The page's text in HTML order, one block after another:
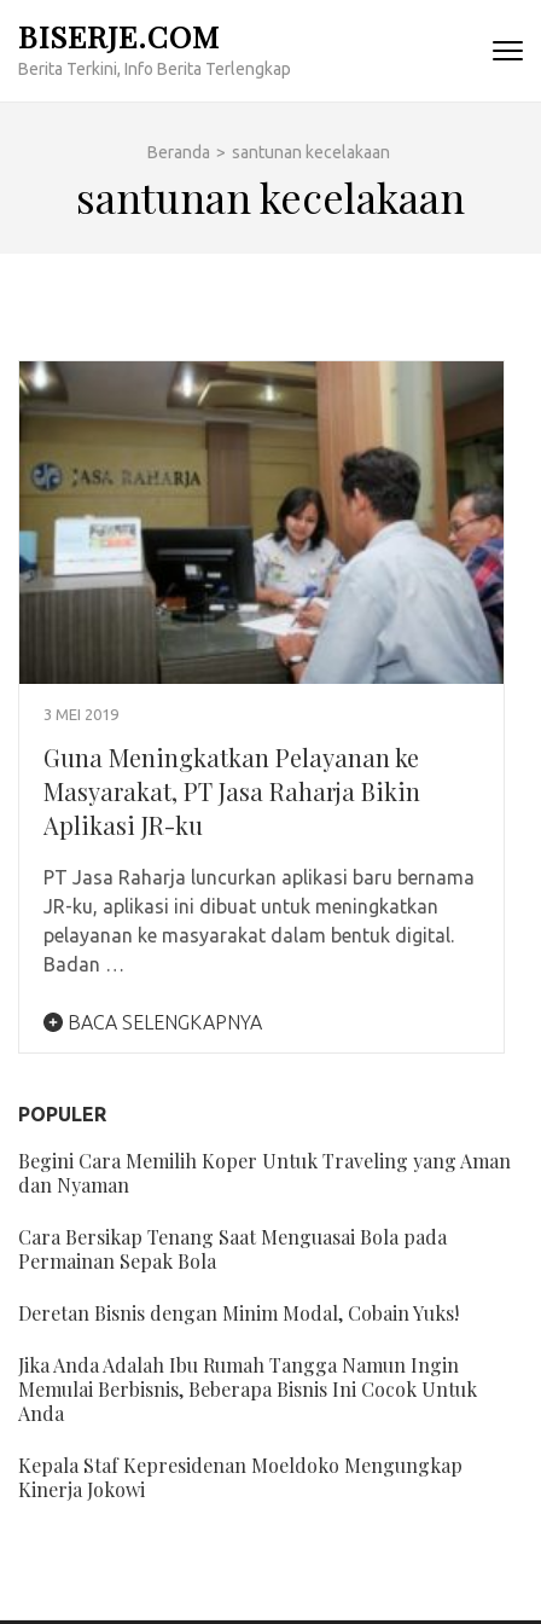
konten
BISERJE.COM
Berita Terkini, Info Berita Terlengkap
Beranda > santunan kecelakaan
santunan kecelakaan
3 MEI 2019
Guna Meningkatkan Pelayanan ke
Masyarakat, PT Jasa Raharja Bikin
Aplikasi JR-ku
PT Jasa Raharja luncurkan aplikasi baru bernama
JR-ku, aplikasi ini dibuat untuk meningkatkan
pelayanan ke masyarakat dalam bentuk digital.
Badan …
BACA SELENGKAPNYA
POPULER
Begini Cara Memilih Koper Untuk Traveling yang Aman
dan Nyaman
Cara Bersikap Tenang Saat Menguasai Bola pada
Permainan Sepak Bola
Deretan Bisnis dengan Minim Modal, Cobain Yuks!
Jika Anda Adalah Ibu Rumah Tangga Namun Ingin
Memulai Berbisnis, Beberapa Bisnis Ini Cocok Untuk
Anda
Kepala Staf Kepresidenan Moeldoko Mengungkap
Kinerja Jokowi